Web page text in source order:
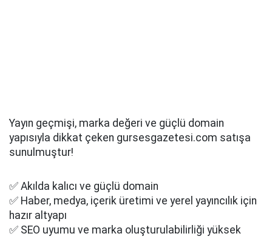
Yayın geçmişi, marka değeri ve güçlü domain
yapısıyla dikkat çeken gursesgazetesi.com satışa
sunulmuştur!
✅ Akılda kalıcı ve güçlü domain
✅ Haber, medya, içerik üretimi ve yerel yayıncılık için
hazır altyapı
✅ SEO uyumu ve marka oluşturulabilirliği yüksek